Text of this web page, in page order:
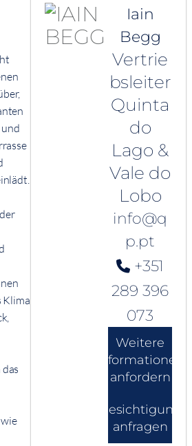
Klima
Iain
Begg
Vertrie
bsleiter
Quinta
do
Lago &
Vale do
Lobo
info@q
p.pt
+351
289 396
073
Weitere
Informationen
anfordern
Besichtigung
anfragen